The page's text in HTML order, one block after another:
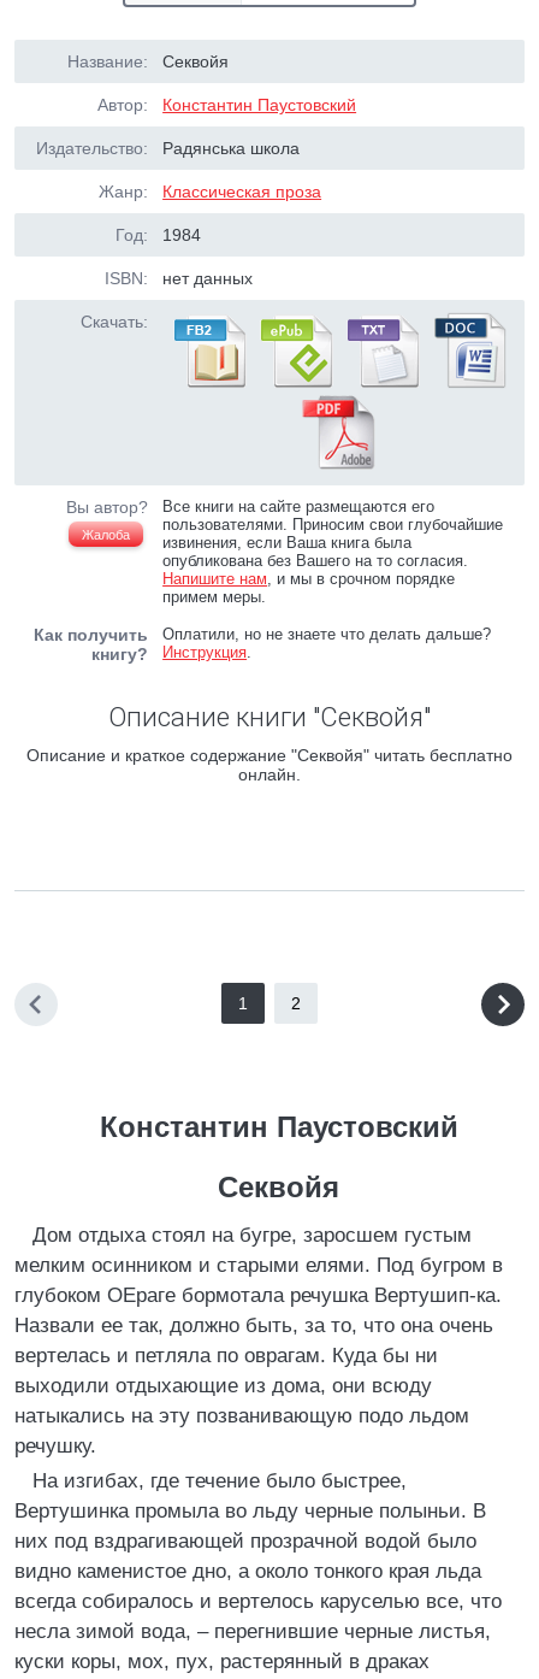
Название: Секвойя
Автор: Константин Паустовский
Издательство: Радянська школа
Жанр: Классическая проза
Год: 1984
ISBN: нет данных
Скачать:
Вы автор?
Жалоба
Все книги на сайте размещаются его
пользователями. Приносим свои глубочайшие
извинения, если Ваша книга была
опубликована без Вашего на то согласия.
Напишите нам, и мы в срочном порядке
примем меры.
Как получить
книгу?
Оплатили, но не знаете что делать дальше?
Инструкция.
Описание книги "Секвойя"
Описание и краткое содержание "Секвойя" читать бесплатно
онлайн.
1 2
Константин Паустовский
Секвойя
Дом отдыха стоял на бугре, заросшем густым
мелким осинником и старыми елями. Под бугром в
глубоком ОЕраге бормотала речушка Вертушип-ка.
Назвали ее так, должно быть, за то, что она очень
вертелась и петляла по оврагам. Куда бы ни
выходили отдыхающие из дома, они всюду
натыкались на эту позванивающую подо льдом
речушку.
На изгибах, где течение было быстрее,
Вертушинка промыла во льду черные полыньи. В
них под вздрагивающей прозрачной водой было
видно каменистое дно, а около тонкого края льда
всегда собиралось и вертелось каруселью все, что
несла зимой вода, – перегнившие черные листья,
куски коры, мох, пух, растерянный в драках